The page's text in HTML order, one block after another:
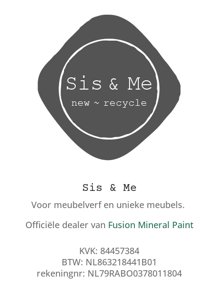
Sis & Me
Voor meubelverf en unieke meubels.
Officiële dealer van Fusion Mineral Paint
KVK: 84457384
BTW: NL863218441B01
rekeningnr: NL79RABO0378011804